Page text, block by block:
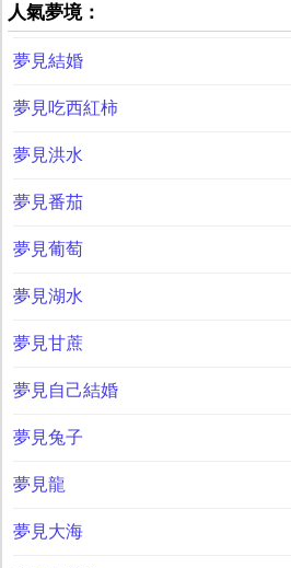
人氣夢境：
夢見結婚
夢見吃西紅柿
夢見洪水
夢見番茄
夢見葡萄
夢見湖水
夢見甘蔗
夢見自己結婚
夢見兔子
夢見龍
夢見大海